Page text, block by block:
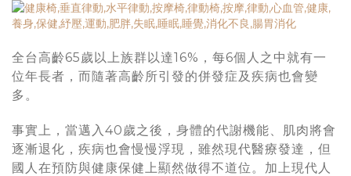
全台高齡65歲以上族群以達16%，每6個人之中就有一
位年長者，而隨著高齡所引發的併發症及疾病也會變
多。
事實上，當邁入40歲之後，身體的代謝機能、肌肉將會
逐漸退化，疾病也會慢慢浮現，雖然現代醫療發達，但
國人在預防與健康保健上顯然做得不道位。加上現代人